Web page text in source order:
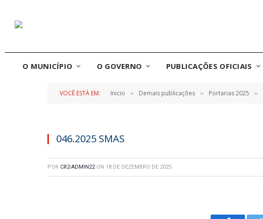
O MUNICÍPIO O GOVERNO PUBLICAÇÕES OFICIAIS
VOCÊ ESTÁ EM: Inicio » Demais publicações » Portarias 2025 »
046.2025 SMAS
POR CR2-ADMIN22 ON 18 DE DEZEMBRO DE 2025